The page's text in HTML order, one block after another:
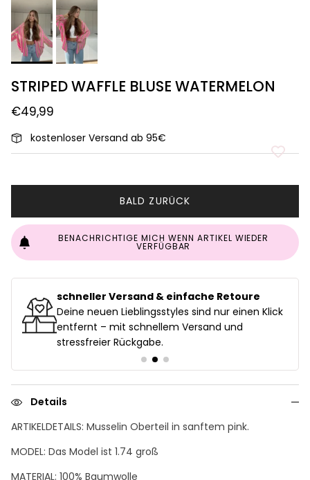
STRIPED WAFFLE BLUSE WATERMELON
€49,99
kostenloser Versand ab 95€
BALD ZURÜCK
BENACHRICHTIGE MICH WENN ARTIKEL WIEDER
VERFÜGBAR
schneller Versand & einfache Retoure
Deine neuen Lieblingsstyles sind nur einen Klick
entfernt – mit schnellem Versand und
stressfreier Rückgabe.
Details
ARTIKELDETAILS: Musselin Oberteil in sanftem pink.
MODEL: Das Model ist 1.74 groß
MATERIAL: 100% Baumwolle